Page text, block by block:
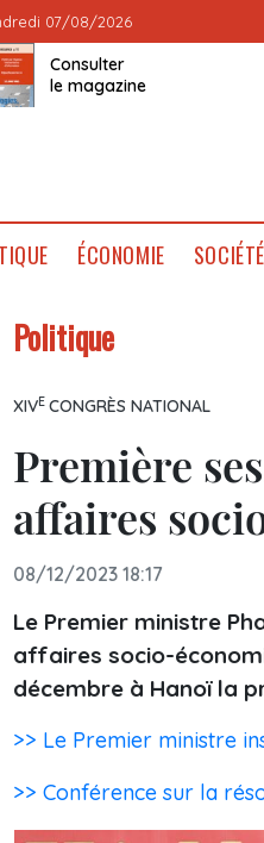
07/08/2026
Consulter
le magazine
ÉCONOMIE SOCIÉTÉ
Politique
XIVE CONGRÈS NATIONAL
Première
affaires
08/12/2023 18:17
Le Premier ministre
affaires socio-
décembre à Hanoï la
>> Le Premier ministre
>> Conférence sur la